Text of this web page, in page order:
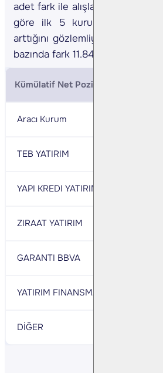
adet fark ile alışların baskın
göre ilk 5 kurum bazında
arttığını gözlemliyoruz. Bir
bazında fark 11.846 adet
Kümülatif Net Pozisyonlar (BIST 30
Aracı Kurum
TEB YATIRIM
YAPI KREDI YATIRIM
ZIRAAT YATIRIM
GARANTI BBVA
YATIRIM FINANSMAN
DİĞER